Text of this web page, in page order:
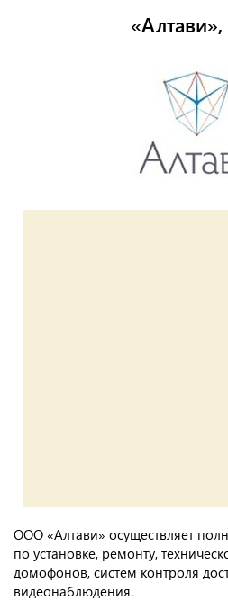
ООО «Алтави» осуществляет
по установке, ремонту,
домофонов, систем контроля
видеонаблюдения.